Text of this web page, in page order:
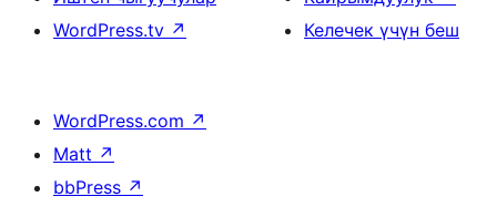
WordPress.tv ↗
Келечек үчүн беш
WordPress.com ↗
Matt ↗
bbPress ↗